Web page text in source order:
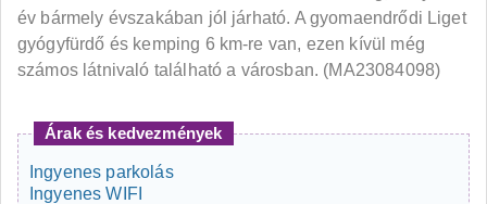
év bármely évszakában jól járható. A gyomaendrődi Liget
gyógyfürdő és kemping 6 km-re van, ezen kívül még
számos látnivaló található a városban. (MA23084098)
Árak és kedvezmények
Ingyenes parkolás
Ingyenes WIFI